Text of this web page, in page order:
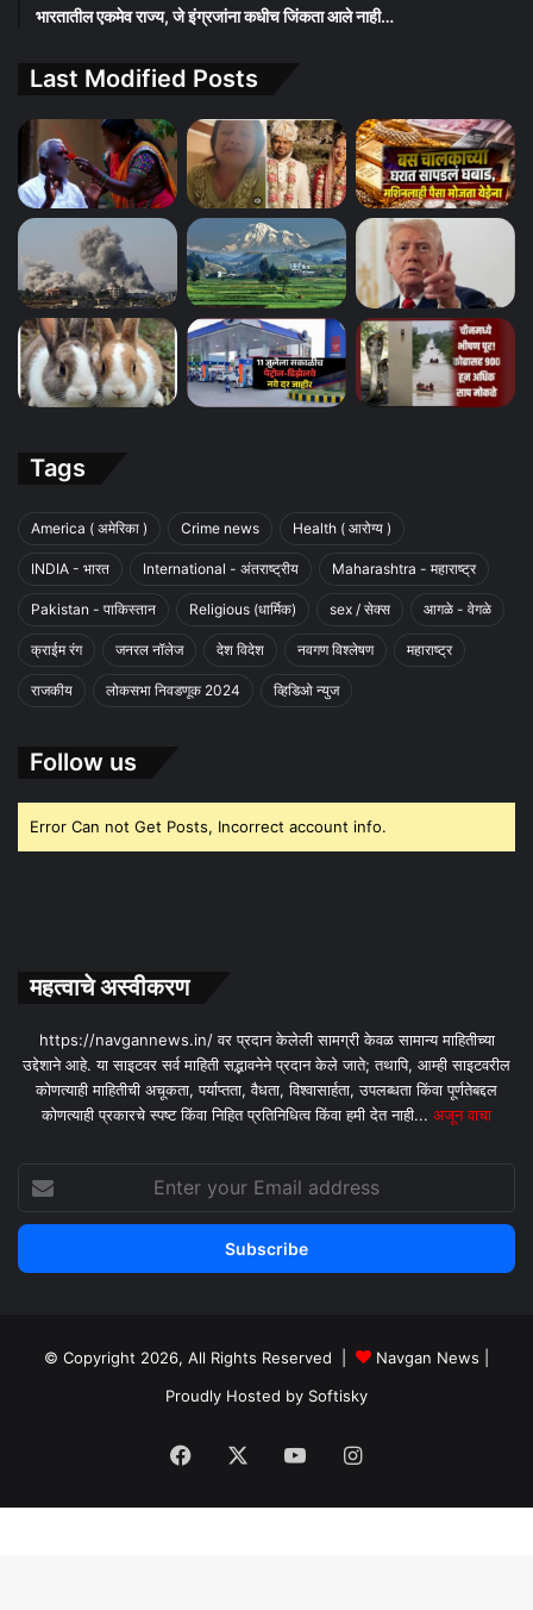
भारतातील एकमेव राज्य, जे इंग्रजांना कधीच जिंकता आले नाही…
Last Modified Posts
Tags
America ( अमेरिका ) Crime news Health ( आरोग्य )
INDIA - भारत International - अंतराष्ट्रीय Maharashtra - महाराष्ट्र
Pakistan - पाकिस्तान Religious (धार्मिक) sex / सेक्स आगळे - वेगळे
क्राईम रंग जनरल नॉलेज देश विदेश नवगण विश्लेषण महाराष्ट्र
राजकीय लोकसभा निवडणूक 2024 व्हिडिओ न्युज
Follow us
Error Can not Get Posts, Incorrect account info.
महत्वाचे अस्वीकरण
https://navgannews.in/ वर प्रदान केलेली सामग्री केवळ सामान्य माहितीच्या
उद्देशाने आहे. या साइटवर सर्व माहिती सद्भावनेने प्रदान केले जाते; तथापि, आम्ही साइटवरील
कोणत्याही माहितीची अचूकता, पर्याप्तता, वैधता, विश्वासार्हता, उपलब्धता किंवा पूर्णतेबद्दल
कोणत्याही प्रकारचे स्पष्ट किंवा निहित प्रतिनिधित्व किंवा हमी देत ​​नाही... अजून वाचा
your
Email
© Copyright 2026, All Rights Reserved | Navgan News
Proudly Hosted by Softisky
Facebook YouTubeInstagram